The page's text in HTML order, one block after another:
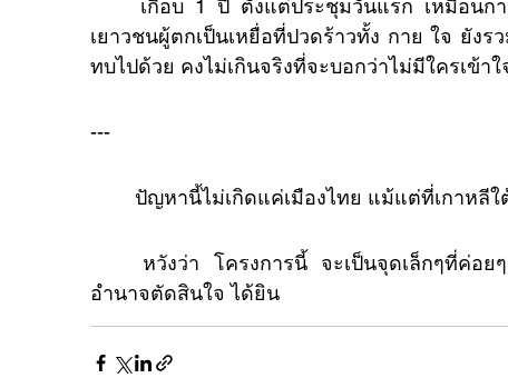
เยาวชนผู้ตกเป็นเหยื่อที่ปวดร้าวทั้ง กาย ใจ ยัง
ทบไปด้วย คงไม่เกินจริงที่จะบอกว่าไม่มีใครเข้า
---
ปัญหานี้ไม่เกิดแค่เมืองไทย แม้แต่ที่เกาหลีใ
อำนาจตัดสินใจ ได้ยิน